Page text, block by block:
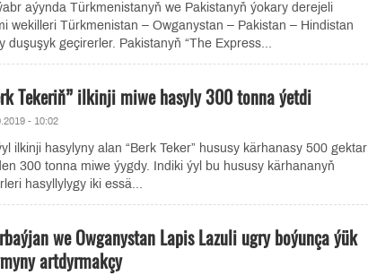
aýynda Türkmenistanyň we Pakistanyň ýokary derejeli
wekilleri Türkmenistan – Owganystan – Pakistan – Hindistan
duşuşyk geçirerler. Pakistanyň “The Express...
Tekeriň” ilkinji miwe hasyly 300 tonna ýetdi
- 10:02
ilkinji hasylyny alan “Berk Teker” hususy kärhanasy 500 gektar
300 tonna miwe ýygdy. Indiki ýyl bu hususy kärhananyň
hasyllylygy iki essä...
we Owganystan Lapis Lazuli ugry boýunça ýük
artdyrmakçy